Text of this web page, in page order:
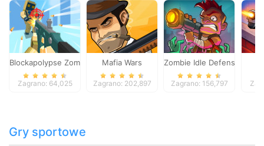
Blockapolypse Zombie Shooter
Zagrano: 64,025
Mafia Wars
Zagrano: 202,897
Zombie Idle Defense
Zagrano: 156,797
Gry sportowe